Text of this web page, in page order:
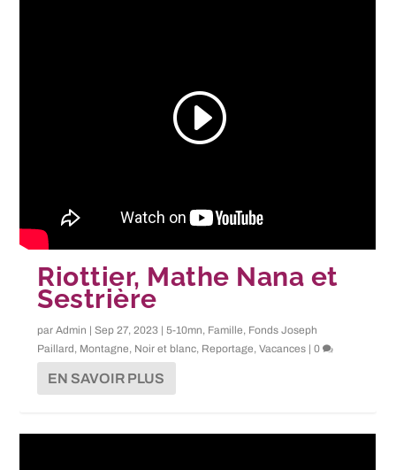
Riottier, Mathe Nana et
Sestrière
parAdmin |Sep 27, 2023 |5-10mn, Famille, Fonds Joseph
Paillard, Montagne, Noir et blanc, Reportage,Vacances |0
EN SAVOIR PLUS